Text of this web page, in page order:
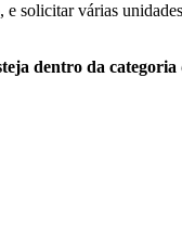
solicitar várias
dentro da categoria